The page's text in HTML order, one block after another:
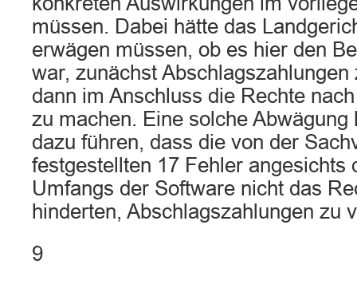
müssen. Dabei hätte das
erwägen müssen, ob es hier den
war, zunächst Abschlagszahlungen
dann im Anschluss die Rechte
zu machen. Eine solche Abwägung
dazu führen, dass die von der
festgestellten 17 Fehler angesichts
Umfangs der Software nicht das
hinderten, Abschlagszahlungen zu
9